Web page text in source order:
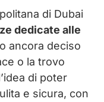
di Dubai
dedicate alle
ancora deciso
o la trovo
di poter
e sicura, con